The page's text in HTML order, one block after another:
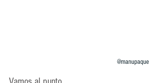
@manupaque